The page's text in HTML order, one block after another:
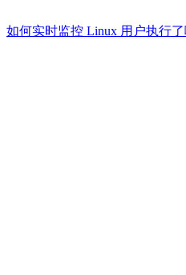
如何实时监控 Linux 用户执行了